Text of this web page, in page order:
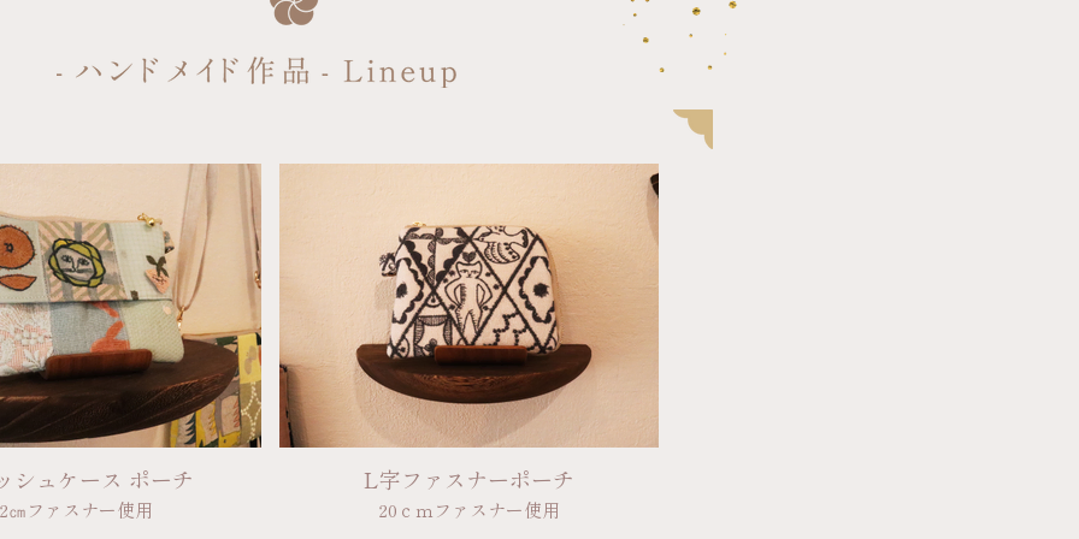
シュケース ポーチ
㎝ファスナー使用
L字ファスナーポーチ
20ｃｍファスナー使用